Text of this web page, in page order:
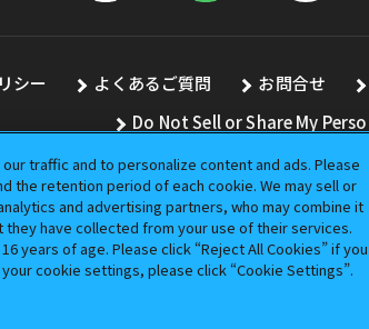
シー よくあるご質問 お問合せ
Do Not Sell or Share My
ている全ての画像、文章、データの無断転用、転載をお断り
式会社バンダイの登録商標です。
traffic and to personalize content and ads. Please
the retention period of each cookie. We may sell or
and advertising partners, who may combine it
have collected from your use of their services.
years of age. Please click “Reject All Cookies” if you
cookie settings, please click “Cookie Settings”.